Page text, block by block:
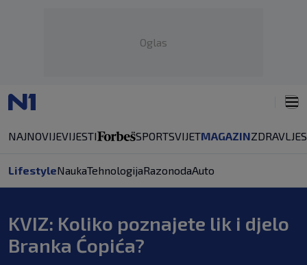
Oglas
NAJNOVIJEVIJESTI SPORTSVIJETMAGAZINZDRAVLJE
LifestyleNaukaTehnologijaRazonodaAuto
KVIZ: Koliko poznajete lik i djelo
Branka Ćopića?